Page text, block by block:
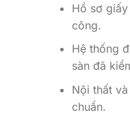
Hồ sơ
công.
Hệ thống
sàn đã
Nội thất
chuẩn.